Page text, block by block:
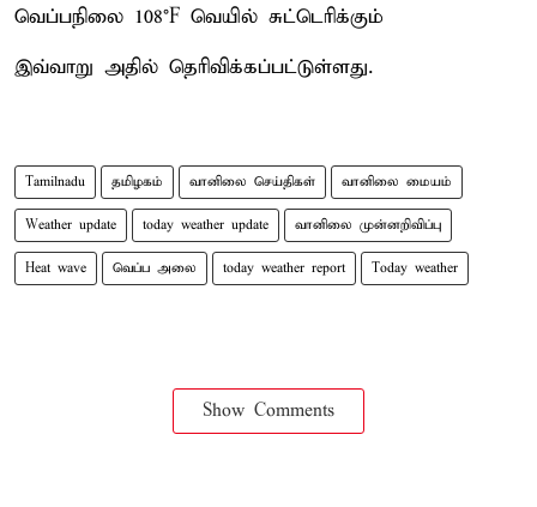
வெப்பநிலை 108°F வெயில் சுட்டெரிக்கும்
இவ்வாறு அதில் தெரிவிக்கப்பட்டுள்ளது.
Tamilnadu தமிழகம் வானிலை செய்திகள் வானிலை மையம்
Weather update today weather update வானிலை முன்னறிவிப்பு
Heat wave வெப்ப அலை today weather report Today weather
Show Comments